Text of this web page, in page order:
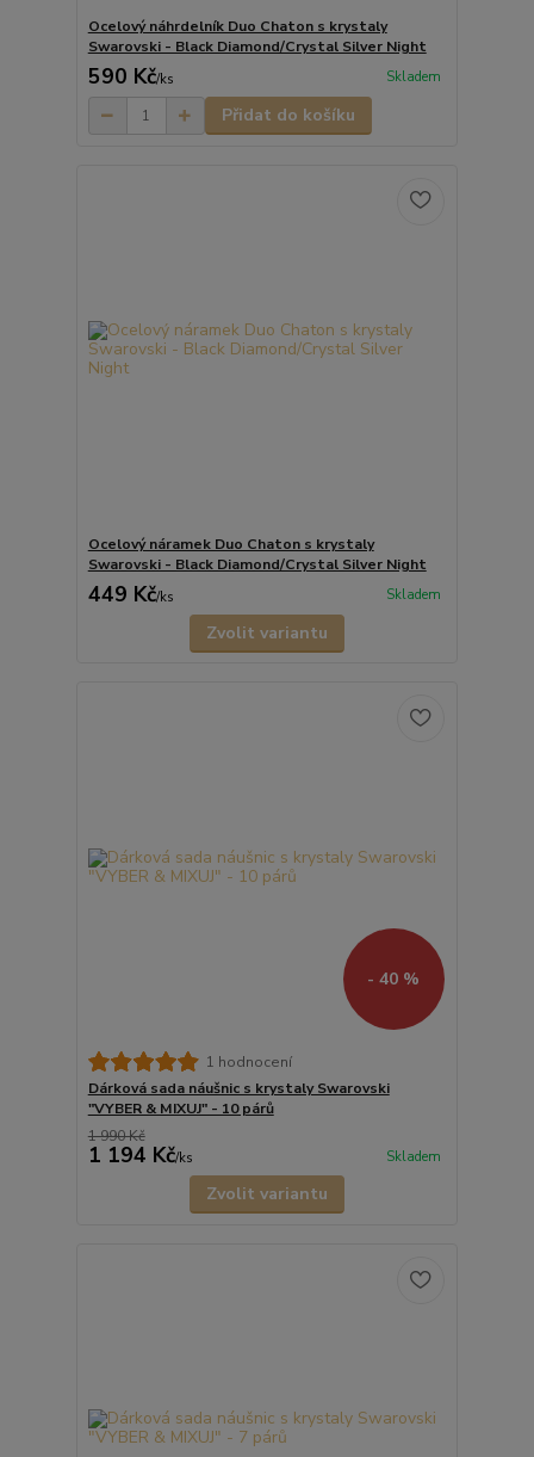
Ocelový náhrdelník Duo Chaton s krystaly
Swarovski - Black Diamond/Crystal Silver Night
590 Kč/ks Skladem
Přidat do košíku
Ocelový náramek Duo Chaton s krystaly
Swarovski - Black Diamond/Crystal Silver Night
449 Kč/ks Skladem
Zvolit variantu
- 40 %
1 hodnocení
Dárková sada náušnic s krystaly Swarovski
"VYBER & MIXUJ" - 10 párů
1 990 Kč
1 194 Kč/ks Skladem
Zvolit variantu